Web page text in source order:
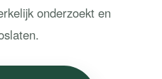
onderzoekt en